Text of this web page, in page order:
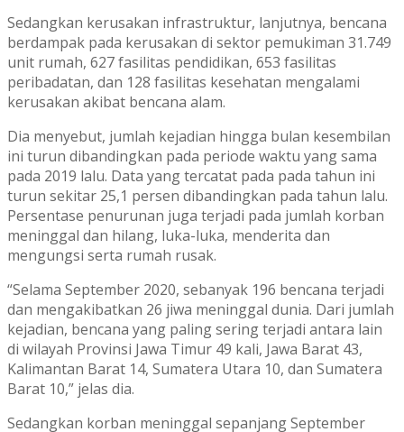
Sedangkan kerusakan infrastruktur, lanjutnya, bencana
berdampak pada kerusakan di sektor pemukiman 31.749
unit rumah, 627 fasilitas pendidikan, 653 fasilitas
peribadatan, dan 128 fasilitas kesehatan mengalami
kerusakan akibat bencana alam.
Dia menyebut, jumlah kejadian hingga bulan kesembilan
ini turun dibandingkan pada periode waktu yang sama
pada 2019 lalu. Data yang tercatat pada pada tahun ini
turun sekitar 25,1 persen dibandingkan pada tahun lalu.
Persentase penurunan juga terjadi pada jumlah korban
meninggal dan hilang, luka-luka, menderita dan
mengungsi serta rumah rusak.
“Selama September 2020, sebanyak 196 bencana terjadi
dan mengakibatkan 26 jiwa meninggal dunia. Dari jumlah
kejadian, bencana yang paling sering terjadi antara lain
di wilayah Provinsi Jawa Timur 49 kali, Jawa Barat 43,
Kalimantan Barat 14, Sumatera Utara 10, dan Sumatera
Barat 10,” jelas dia.
Sedangkan korban meninggal sepanjang September